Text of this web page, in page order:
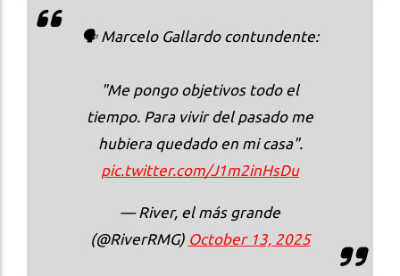
🗣️ Marcelo Gallardo contundente:
"Me pongo objetivos todo el
tiempo. Para vivir del pasado me
hubiera quedado en mi casa".
pic.twitter.com/J1m2inHsDu
— River, el más grande
(@RiverRMG) October 13, 2025